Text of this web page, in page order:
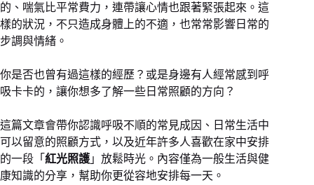
的、喘氣比平常費力，連帶讓心情也跟著緊張起來。這
樣的狀況，不只造成身體上的不適，也常常影響日常的
步調與情緒。
你是否也曾有過這樣的經歷？或是身邊有人經常感到呼
吸卡卡的，讓你想多了解一些日常照顧的方向？
這篇文章會帶你認識呼吸不順的常見成因、日常生活中
可以留意的照顧方式，以及近年許多人喜歡在家中安排
的一段「 紅光照護 」放鬆時光。內容僅為一般生活與健
康知識的分享，幫助你更從容地安排每一天。